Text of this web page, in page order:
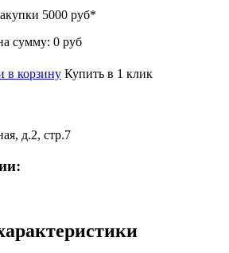
5000 руб*
сумму: 0 руб
в корзину Купить в 1 клик
д.2, стр.7